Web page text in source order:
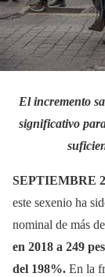
El incremento
significativo
SEPTIEMBRE
este sexenio ha
nominal de más
en 2018 a 249
del 198%. En la